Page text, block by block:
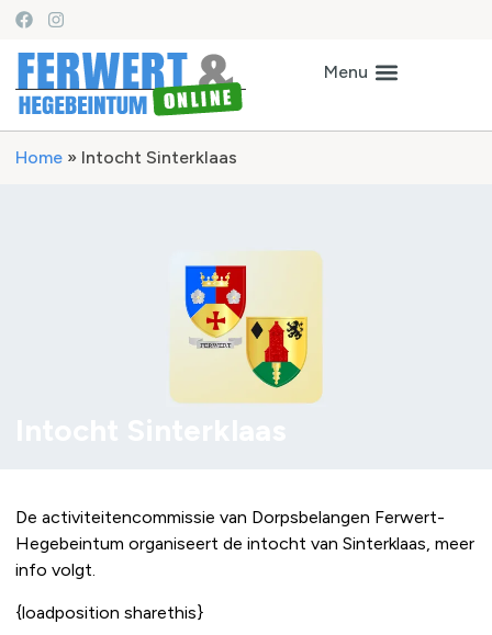
Home » Intocht Sinterklaas
De activiteitencommissie van Dorpsbelangen Ferwert-
Hegebeintum organiseert de intocht van Sinterklaas, meer
info volgt.
{loadposition sharethis}